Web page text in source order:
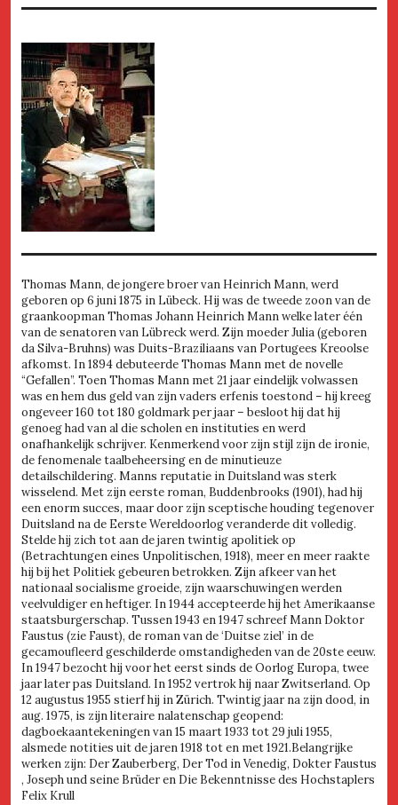
Thomas Mann, de jongere broer van Heinrich Mann, werd
geboren op 6 juni 1875 in Lübeck. Hij was de tweede zoon van de
graankoopman Thomas Johann Heinrich Mann welke later één
van de senatoren van Lübreck werd. Zijn moeder Julia (geboren
da Silva-Bruhns) was Duits-Braziliaans van Portugees Kreoolse
afkomst. In 1894 debuteerde Thomas Mann met de novelle
“Gefallen”. Toen Thomas Mann met 21 jaar eindelijk volwassen
was en hem dus geld van zijn vaders erfenis toestond – hij kreeg
ongeveer 160 tot 180 goldmark per jaar – besloot hij dat hij
genoeg had van al die scholen en instituties en werd
onafhankelijk schrijver. Kenmerkend voor zijn stijl zijn de ironie,
de fenomenale taalbeheersing en de minutieuze
detailschildering. Manns reputatie in Duitsland was sterk
wisselend. Met zijn eerste roman, Buddenbrooks (1901), had hij
een enorm succes, maar door zijn sceptische houding tegenover
Duitsland na de Eerste Wereldoorlog veranderde dit volledig.
Stelde hij zich tot aan de jaren twintig apolitiek op
(Betrachtungen eines Unpolitischen, 1918), meer en meer raakte
hij bij het Politiek gebeuren betrokken. Zijn afkeer van het
nationaal socialisme groeide, zijn waarschuwingen werden
veelvuldiger en heftiger. In 1944 accepteerde hij het Amerikaanse
staatsburgerschap. Tussen 1943 en 1947 schreef Mann Doktor
Faustus (zie Faust), de roman van de ‘Duitse ziel’ in de
gecamoufleerd geschilderde omstandigheden van de 20ste eeuw.
In 1947 bezocht hij voor het eerst sinds de Oorlog Europa, twee
jaar later pas Duitsland. In 1952 vertrok hij naar Zwitserland. Op
12 augustus 1955 stierf hij in Zürich. Twintig jaar na zijn dood, in
aug. 1975, is zijn literaire nalatenschap geopend:
dagboekaantekeningen van 15 maart 1933 tot 29 juli 1955,
alsmede notities uit de jaren 1918 tot en met 1921.Belangrijke
werken zijn: Der Zauberberg, Der Tod in Venedig, Dokter Faustus
, Joseph und seine Brüder en Die Bekenntnisse des Hochstaplers
Felix Krull